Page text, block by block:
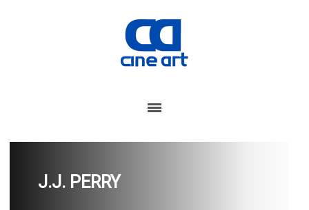
J.J. PERRY